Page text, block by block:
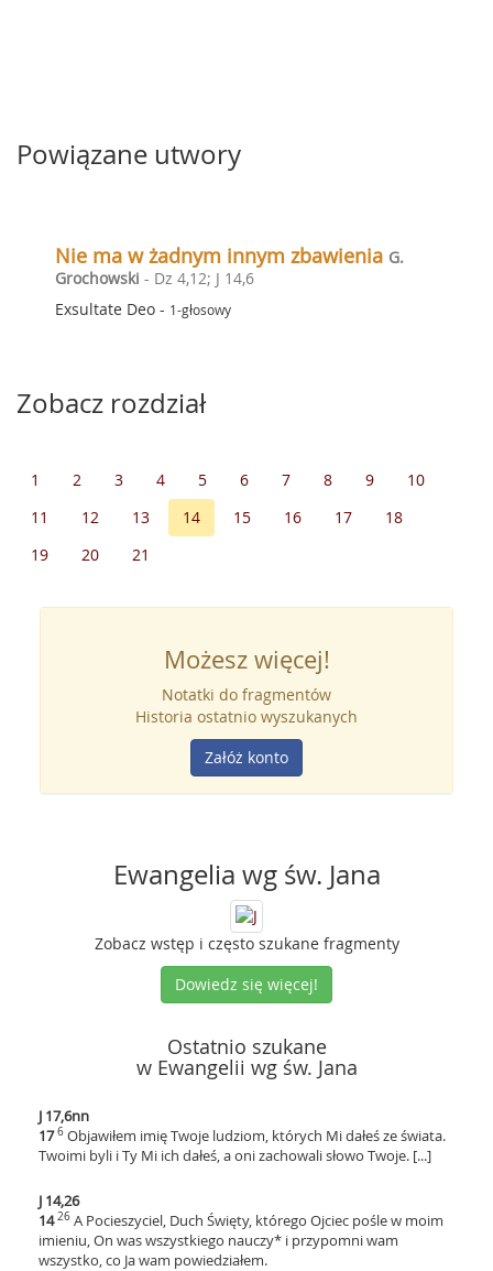
Powiązane utwory
Nie ma w żadnym innym zbawienia G.
Grochowski - Dz 4,12; J 14,6
Exsultate Deo - 1-głosowy
Zobacz rozdział
1 2 3 4 5 6 7 8 9
10
11
12 13 14 15 16 17
18
19
20 21
Możesz więcej!
Notatki do fragmentów
Historia ostatnio wyszukanych
Załóż konto
Ewangelia wg św. Jana
Zobacz wstęp i często szukane fragmenty
Dowiedz się więcej!
Ostatnio szukane
w Ewangelii wg św. Jana
J 17,6nn
176 Objawiłem imię Twoje ludziom, których Mi dałeś ze świata.
Twoimi byli i Ty Mi ich dałeś, a oni zachowali słowo Twoje. [...]
J 14,26
14 26 A Pocieszyciel, Duch Święty, którego Ojciec pośle w moim
imieniu, On was wszystkiego nauczy* i przypomni wam
wszystko, co Ja wam powiedziałem.